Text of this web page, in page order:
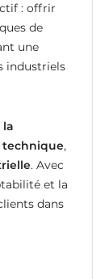
: offrir
de
une
industriels
la
,
. Avec
et la
dans